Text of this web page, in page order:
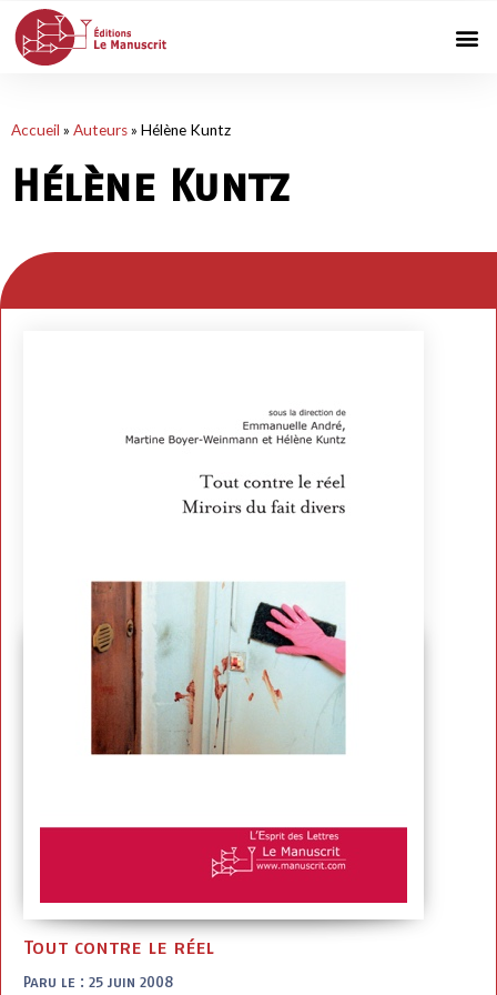
Accueil » Auteurs» Hélène Kuntz
Hélène Kuntz
Tout contre le réel
Paru le : 25 juin 2008